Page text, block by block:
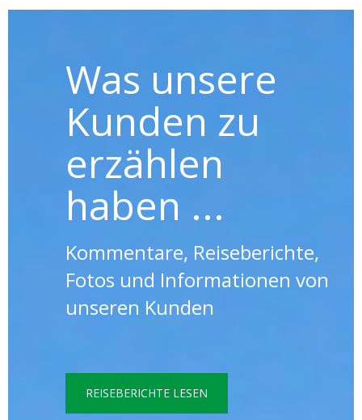
Was unsere
Kunden zu
erzählen
haben ...
Kommentare, Reiseberichte,
Fotos und Informationen von
unseren Kunden
REISEBERICHTE LESEN